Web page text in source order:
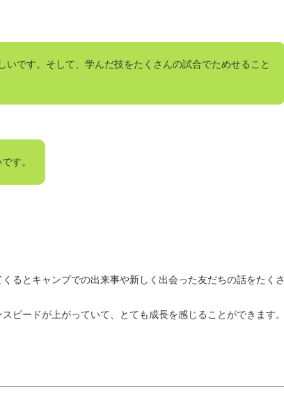
です。そして、学んだ技をたくさんの試合でためせること
す。
るとキャンプでの出来事や新しく出会った友だちの話をたくさ
ピードが上がっていて、とても成長を感じることができます。